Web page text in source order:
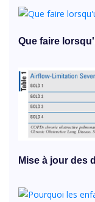
Que faire
Mise à jour des